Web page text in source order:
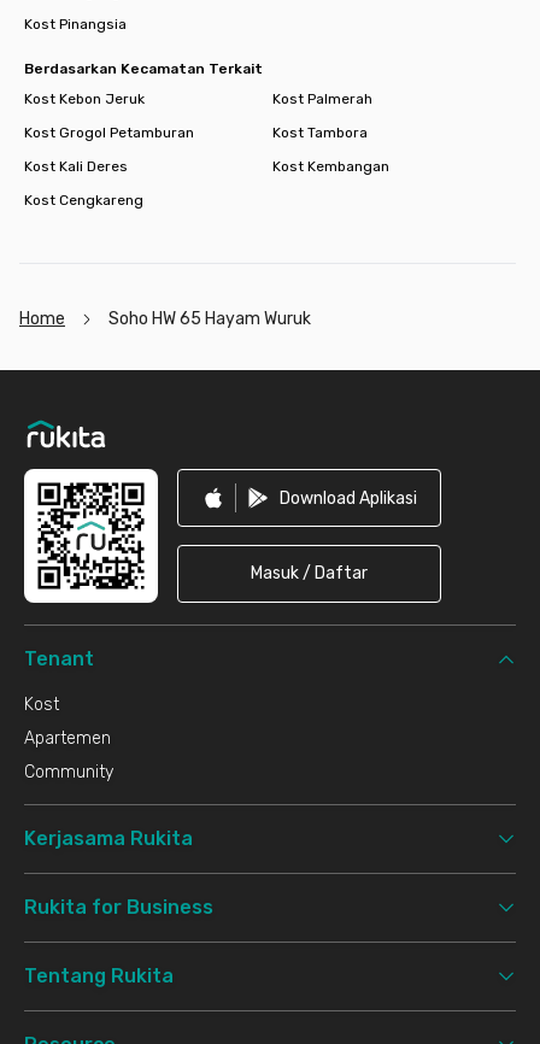
Kost Pinangsia
Berdasarkan Kecamatan Terkait
Kost Kebon Jeruk
Kost Palmerah
Kost Grogol Petamburan
Kost Tambora
Kost Kali Deres
Kost Kembangan
Kost Cengkareng
Home Soho HW 65 Hayam Wuruk
Download Aplikasi
Masuk / Daftar
Tenant
Kost
Apartemen
Community
Kerjasama Rukita
Rukita for Business
Tentang Rukita